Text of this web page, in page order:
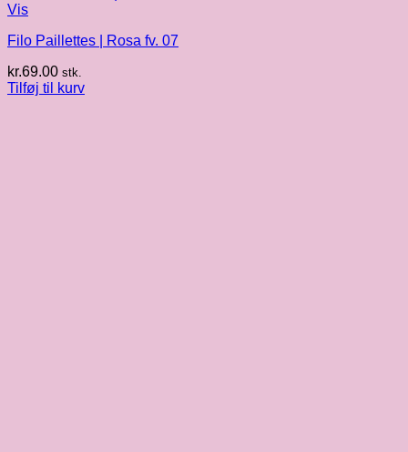
Vis
Filo Paillettes | Rosa fv. 07
kr.69.00 stk.
Tilføj til kurv